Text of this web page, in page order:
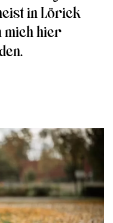
in Lörick
mich hier